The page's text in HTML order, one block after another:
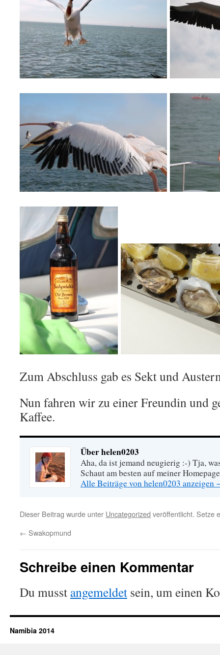
Zum Abschluss gab es Sekt und
Nun fahren wir zu einer Freundin und
Kaffee.
Über helen0203
Aha, da ist jemand neugierig :-) Tja,
Schaut am besten auf meiner
Alle Beiträge von helen0203 anzeigen
Dieser Beitrag wurde unter Uncategorized veröffentlicht. Setze
← Swakopmund
Schreibe einen Kommentar
Du musst angemeldet sein, um einen
Namibia 2014